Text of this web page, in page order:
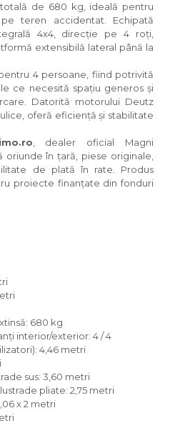
de 680 kg, ideală pentru
teren accidentat. Echipată
4x4, direcție pe 4 roți,
extensibilă lateral până la
4 persoane, fiind potrivită
ce necesită spațiu generos și
Datorită motorului Deutz
oferă eficiență și stabilitate
, dealer oficial Magni
oriunde în țară, piese originale,
de plată în rate. Produs
proiecte finanțate din fonduri
680 kg
interior/exterior: 4 / 4
4,46 metri
sus: 3,60 metri
pliate: 2,75 metri
x 2 metri